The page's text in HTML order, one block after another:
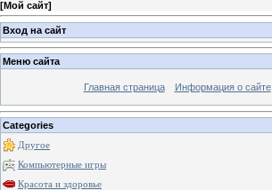
[Мой сайт]
Вход на сайт
Меню сайта
Главная страница Информация о сайте
Categories
Другое
Компьютерные игры
Красота и здоровье